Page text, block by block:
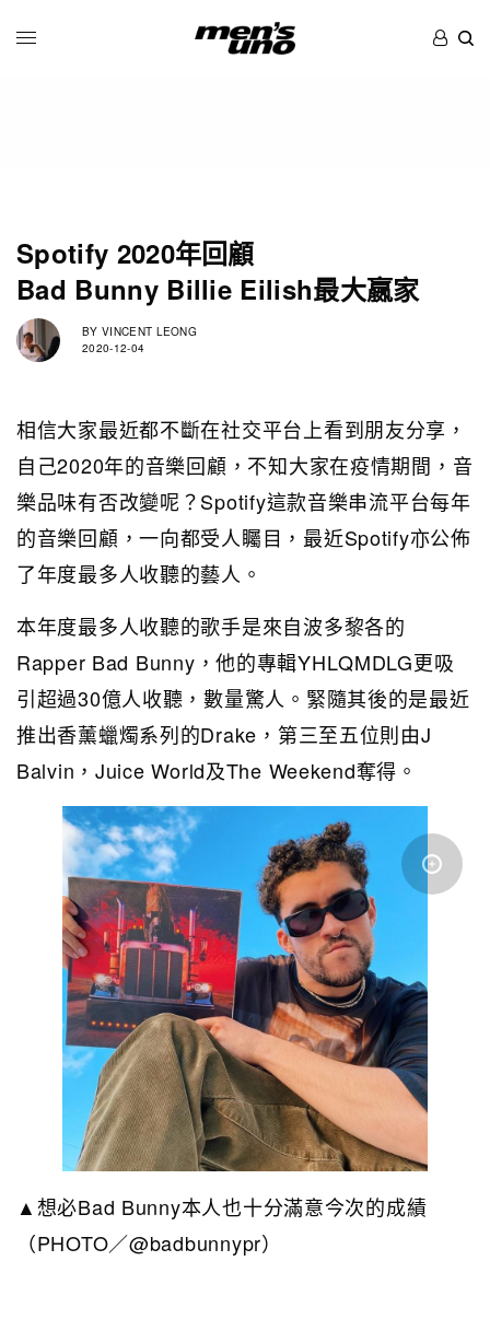
Spotify 2020年回顧
Bad Bunny Billie Eilish最大嬴家
BY VINCENT LEONG
2020-12-04
相信大家最近都不斷在社交平台上看到朋友分享，
自己2020年的音樂回顧，不知大家在疫情期間，音
樂品味有否改變呢？Spotify這款音樂串流平台每年
的音樂回顧，一向都受人矚目，最近Spotify亦公佈
了年度最多人收聽的藝人。
本年度最多人收聽的歌手是來自波多黎各的
Rapper Bad Bunny，他的專輯YHLQMDLG更吸
引超過30億人收聽，數量驚人。緊隨其後的是最近
推出香薰蠟燭系列的Drake，第三至五位則由J
Balvin，Juice World及The Weekend奪得。
▲想必Bad Bunny本人也十分滿意今次的成績
（PHOTO／@badbunnypr）